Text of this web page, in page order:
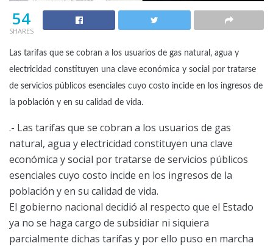
54
SHARES
Las tarifas que se cobran a los usuarios de gas natural, agua y
electricidad constituyen una clave económica y social por tratarse
de servicios públicos esenciales cuyo costo incide en los ingresos de
la población y en su calidad de vida.
.- Las tarifas que se cobran a los usuarios de gas
natural, agua y electricidad constituyen una clave
económica y social por tratarse de servicios públicos
esenciales cuyo costo incide en los ingresos de la
población y en su calidad de vida.
El gobierno nacional decidió al respecto que el Estado
ya no se haga cargo de subsidiar ni siquiera
parcialmente dichas tarifas y por ello puso en marcha